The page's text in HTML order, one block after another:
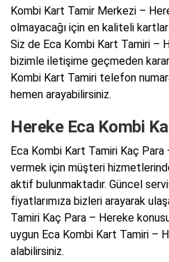
Kombi Kart Tamir Merkezi –
olmayacağı için en kaliteli
Siz de Eca Kombi Kart Tamiri –
bizimle iletişime geçmeden
Kombi Kart Tamiri telefon
hemen arayabilirsiniz.
Hereke Eca Kombi
Eca Kombi Kart Tamiri Kaç Para
vermek için müşteri
aktif bulunmaktadır. Güncel
fiyatlarımıza bizleri arayarak
Tamiri Kaç Para – Hereke
uygun Eca Kombi Kart Tamiri –
alabilirsiniz.